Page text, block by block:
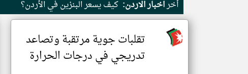
أخراخبار الاردن: كيف يسعر البنزين في الأردن؟
تقلبات جوية مرتقبة وتصاعد
تدريجي في درجات الحرارة